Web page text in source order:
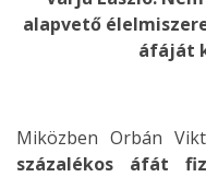
alapvető
áfáját
Miközben Orbán
százalékos áfát